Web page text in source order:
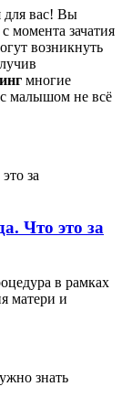
для вас! Вы
момента зачатия
возникнуть
многие
малышом не всё
Что это за
в рамках
матери и